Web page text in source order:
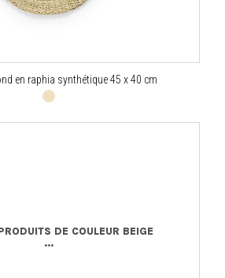
en raphia synthétique 45 x 40 cm
DE COULEUR BEIGE
...